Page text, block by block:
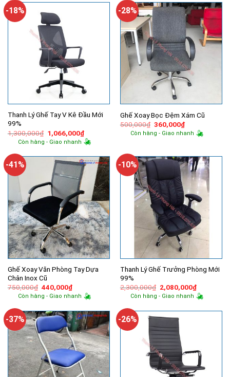
1,600,000₫.
670,000₫.
-18%
Thanh Lý Ghế Tay V Kê Đầu Mới
99%
1,300,000₫ Giá
gốc
là:
1,066,000₫Giá
hiện
tại
1,066,000₫.
Còn hàng - Giao nhanh
-28%
Ghế Xoay Bọc Đệm Xám Cũ
500,000₫ Giá
gốc
là:
360,000₫Giá
hiện
tại
Còn hàng - Giao nhanh
-41%
Ghế Xoay Văn Phòng Tay Dựa
Chân Inox Cũ
750,000₫ Giá
gốc
là:
440,000₫Giá
hiện
tại
440,000₫.
Còn hàng - Giao nhanh
-10%
Thanh Lý Ghế Trưởng Phòng Mới
99%
2,300,000₫ Giá
gốc
là:
2,080,000₫Giá
hiện
tại
Còn hàng - Giao nhanh
-37% -26%